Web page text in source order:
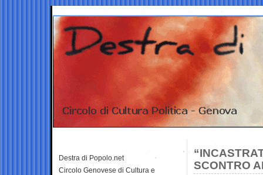
SCONTRO
Destra di Popolo.net
Circolo Genovese di Cultura e